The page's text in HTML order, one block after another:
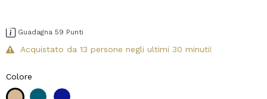
Guadagna 59 Punti
Acquistato da 13 persone negli ultimi 30 minuti!
Colore